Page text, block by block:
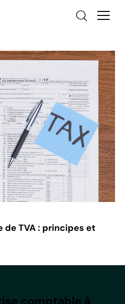
de TVA : principes et